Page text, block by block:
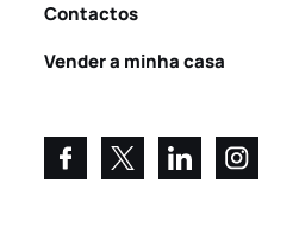
Contactos
Vender a minha casa